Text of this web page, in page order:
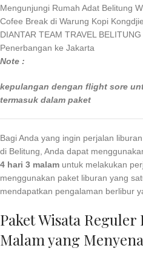
Mengunjungi Rumah Adat Belitung
Cofee Break di Warung Kopi Kongdjie.
DIANTAR TEAM TRAVEL
Penerbangan ke Jakarta
Note :
kepulangan dengan flight sore
termasuk dalam paket
Bagi Anda yang ingin perjalan
di Belitung, Anda dapat
4 hari 3 malam untuk melakukan
menggunakan paket liburan yang
mendapatkan pengalaman berlibur
Paket Wisata
Malam yang